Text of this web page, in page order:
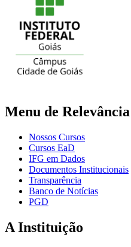
Menu de Relevância
Nossos Cursos
Cursos EaD
IFG em Dados
Documentos Institucionais
Transparência
Banco de Notícias
PGD
A Instituição